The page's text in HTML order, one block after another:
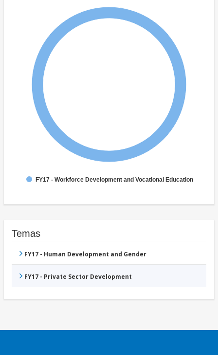
FY17 - Workforce Development and Vocational Education
Temas
FY17 - Human Development and Gender
FY17 - Private Sector Development